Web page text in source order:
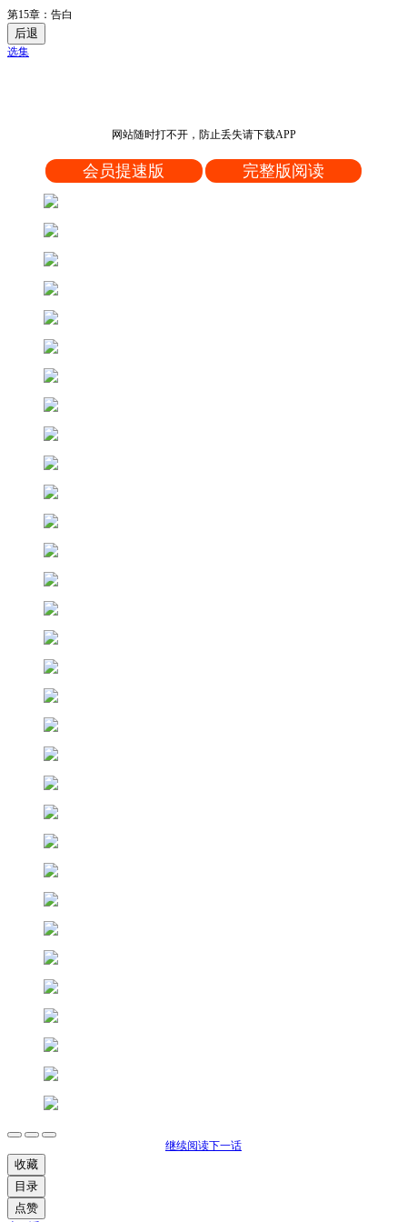
第15章：告白
后退
选集
网站随时打不开，防止丢失请下载APP
会员提速版 完整版阅读
继续阅读下一话
收藏
目录
点赞